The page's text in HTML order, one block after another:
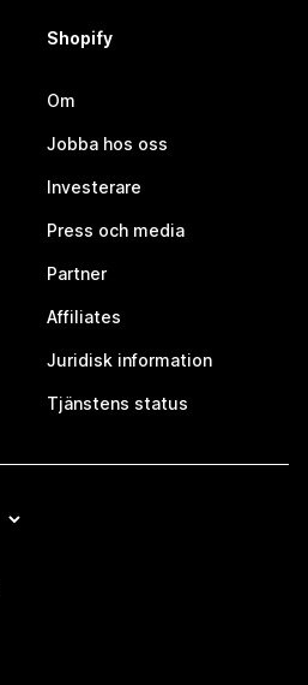
Shopify
Om
Jobba hos oss
Investerare
Press och media
Partner
Affiliates
Juridisk information
Tjänstens status